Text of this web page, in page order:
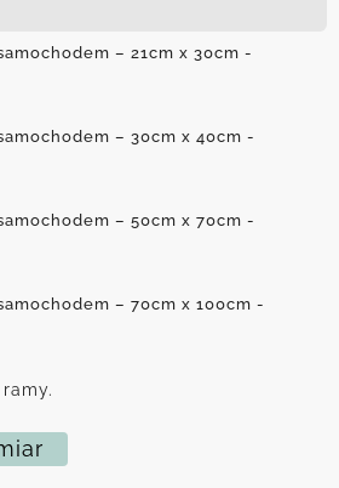
– 21cm x 30cm -
– 30cm x 40cm -
– 50cm x 70cm -
– 70cm x 100cm -